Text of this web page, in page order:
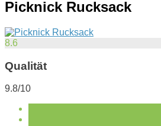
Picknick Rucksack
8.6
Qualität
9.8/10